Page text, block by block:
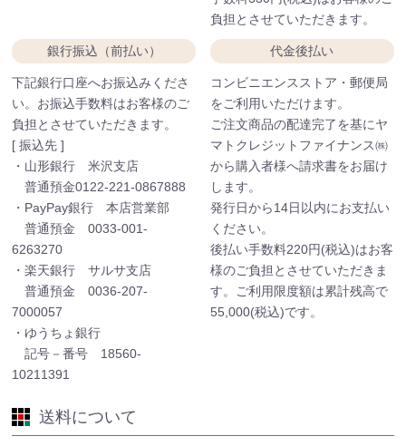
負担とさせていただきます。
銀行振込（前払い）
下記銀行口座へお振込みくださ
い。お振込手数料はお客様のご
負担とさせていただきます。
[ 振込先 ]
・山形銀行 米沢支店
普通預金0122-221-0867888
・PayPay銀行 本店営業部
普通預金 0033-001-
6263270
・楽天銀行 サルサ支店
普通預金 0036-207-
7000057
・ゆうちょ銀行
記号－番号 18560-
10211391
代金後払い
コンビニエンスストア・郵便局
をご利用いただけます。
ご注文商品の配達完了を基にヤ
マトクレジットファイナンス㈱
から購入者様へ請求書をお届け
します。
発行日から14日以内にお支払い
ください。
後払い手数料220円(税込)はお客
様のご負担とさせていただきま
す。ご利用限度額は累計残高で
55,000(税込)です。
送料について